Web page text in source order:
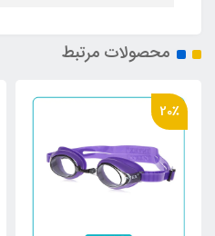
محصولات مرتبط
20٪